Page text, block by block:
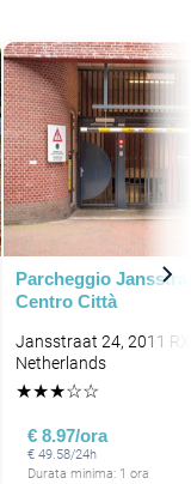
Parcheggio
Centro Città
Jansstraat 24, 2011
Netherlands
★★★☆☆
€ 8.97/ora
€ 49.58/24h
Durata minima: 1 ora